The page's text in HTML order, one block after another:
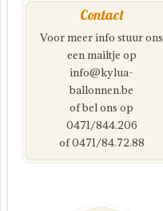
Contact
Voor meer info stuur ons
een mailtje op
info@kylua-
ballonnen.be
of bel ons op
0471/844.206
of 0471/84.72.88